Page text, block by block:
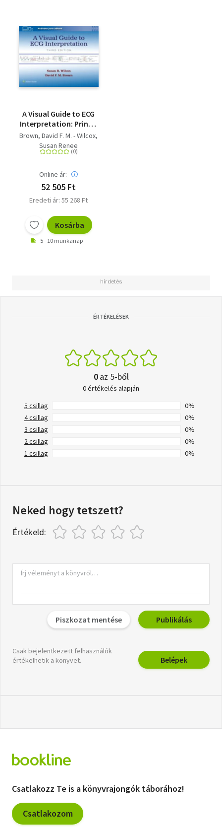
A Visual Guide to ECG
Interpretation: Print +
eBook with
Multimedia
Brown, David F. M. - Wilcox,
Susan Renee
Online ár:
52 505 Ft
Eredeti ár: 55 268 Ft
Kosárba
5 - 10 munkanap
ÉRTÉKELÉSEK
0az 5-ből
0 értékelés alapján
5 csillag
0%
4 csillag
0%
3 csillag
0%
2 csillag
0%
1 csillag
0%
Neked hogy tetszett?
Értékeld:
Piszkozat mentése Publikálás
Csak bejelentkezett felhasználók
értékelhetik a könyvet.
Belépek
Csatlakozz Te is a könyvrajongók táborához!
Csatlakozom